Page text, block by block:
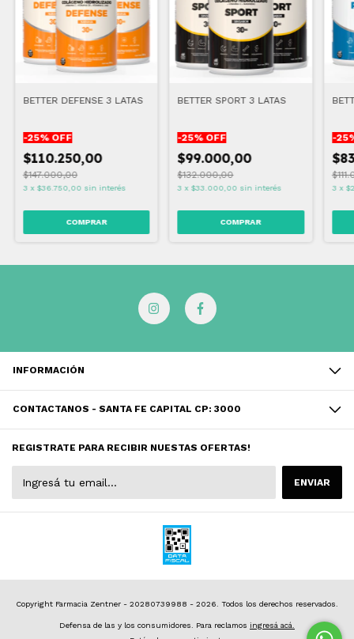
BETTER DEFENSE 3 LATAS
-25% OFF
$110.250,00
$147.000,00
3 x $36.750,00 sin interés
BETTER SPORT 3 LATAS
-25% OFF
$99.000,00
$132.000,00
3 x $33.000,00 sin interés
-25
3 x
INFORMACIÓN
CONTACTANOS - SANTA FE CAPITAL CP: 3000
REGISTRATE PARA RECIBIR NUESTAS OFERTAS!
Copyright Farmacia Zentner - 20280739988 - 2026. Todos los derechos reservados.
Defensa de las y los consumidores. Para reclamos ingresá acá.